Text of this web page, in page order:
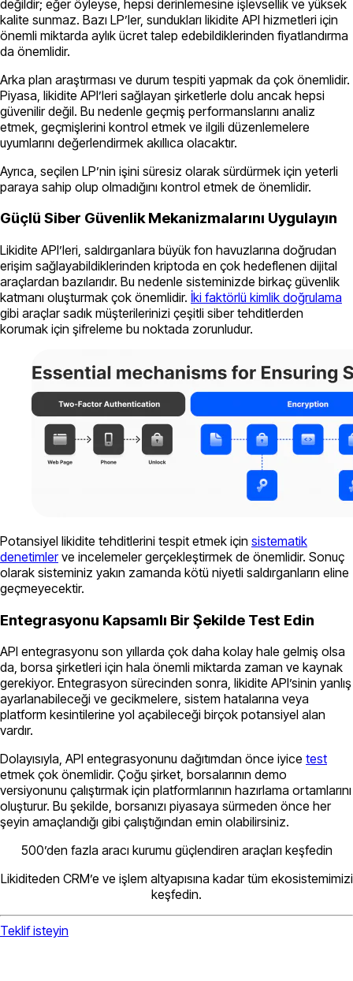
değildir; eğer öyleyse, hepsi derinlemesine işlevsellik ve yüksek
kalite sunmaz. Bazı LP’ler, sundukları likidite API hizmetleri için
önemli miktarda aylık ücret talep edebildiklerinden fiyatlandırma
da önemlidir.
Arka plan araştırması ve durum tespiti yapmak da çok önemlidir.
Piyasa, likidite API’leri sağlayan şirketlerle dolu ancak hepsi
güvenilir değil. Bu nedenle geçmiş performanslarını analiz
etmek, geçmişlerini kontrol etmek ve ilgili düzenlemelere
uyumlarını değerlendirmek akıllıca olacaktır.
Ayrıca, seçilen LP’nin işini süresiz olarak sürdürmek için yeterli
paraya sahip olup olmadığını kontrol etmek de önemlidir.
Güçlü Siber Güvenlik Mekanizmalarını Uygulayın
Likidite API’leri, saldırganlara büyük fon havuzlarına doğrudan
erişim sağlayabildiklerinden kriptoda en çok hedeflenen dijital
araçlardan bazılarıdır. Bu nedenle sisteminizde birkaç güvenlik
katmanı oluşturmak çok önemlidir. İki faktörlü kimlik doğrulama
gibi araçlar sadık müşterilerinizi çeşitli siber tehditlerden
korumak için şifreleme bu noktada zorunludur.
Potansiyel likidite tehditlerini tespit etmek için sistematik
denetimlerve incelemeler gerçekleştirmek de önemlidir. Sonuç
olarak sisteminiz yakın zamanda kötü niyetli saldırganların eline
geçmeyecektir.
Entegrasyonu Kapsamlı Bir Şekilde Test Edin
API entegrasyonu son yıllarda çok daha kolay hale gelmiş olsa
da, borsa şirketleri için hala önemli miktarda zaman ve kaynak
gerekiyor. Entegrasyon sürecinden sonra, likidite API’sinin yanlış
ayarlanabileceği ve gecikmelere, sistem hatalarına veya
platform kesintilerine yol açabileceği birçok potansiyel alan
vardır.
Dolayısıyla, API entegrasyonunu dağıtımdan önce iyice test
etmek çok önemlidir. Çoğu şirket, borsalarının demo
versiyonunu çalıştırmak için platformlarının hazırlama ortamlarını
oluşturur. Bu şekilde, borsanızı piyasaya sürmeden önce her
şeyin amaçlandığı gibi çalıştığından emin olabilirsiniz.
500’den fazla aracı kurumu güçlendiren araçları keşfedin
Likiditeden CRM’e ve işlem altyapısına kadar tüm ekosistemimizi
keşfedin.
Teklif isteyin